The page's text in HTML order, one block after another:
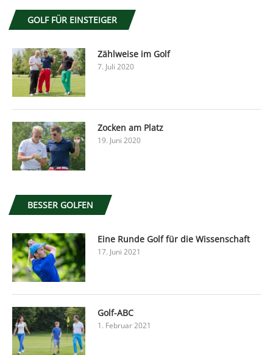
GOLF FÜR EINSTEIGER
Zählweise im Golf
7. Juli 2020
Zocken am Platz
19. Juni 2020
BESSER GOLFEN
Eine Runde Golf für die Wissenschaft
17. Juni 2021
Golf-ABC
1. Februar 2021